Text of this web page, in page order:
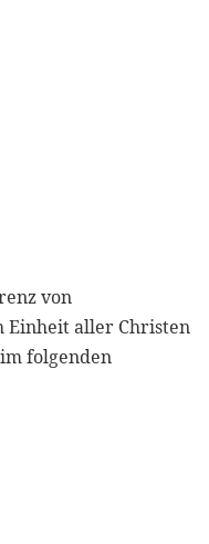
von
Einheit aller Christen
folgenden